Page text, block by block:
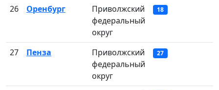
26 Оренбург
Приволжский
федеральный
округ
18
27 Пенза
Приволжский
федеральный
округ
27